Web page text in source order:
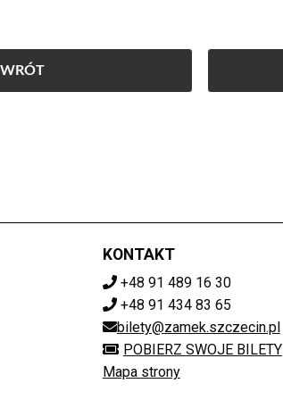
KONTAKT
+48 91 489 16 30
+48 91 434 83 65
bilety@zamek.szczecin.pl
POBIERZ SWOJE BILETY
Mapa strony